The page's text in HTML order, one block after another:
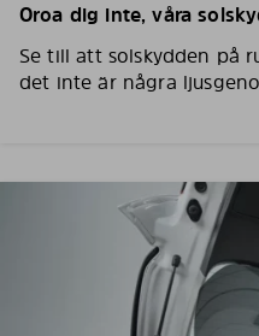
Oroa dig inte, våra
Se till att solskydden på
det inte är några